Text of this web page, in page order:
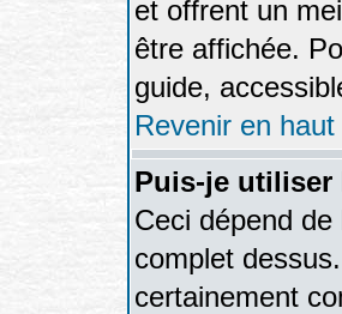
et offrent un
être affichée.
guide,
Revenir en haut
Puis-je utiliser
Ceci dépend
complet
certainement